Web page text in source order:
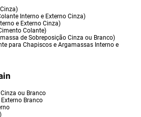
Interno e Externo Cinza)
e Externo Cinza)
Colante)
de Sobreposição Cinza ou Branco)
para Chapiscos e Argamassas Interno e
ou Branco
Branco